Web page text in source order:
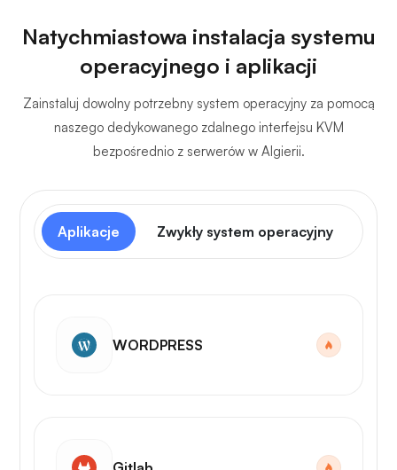
Natychmiastowa instalacja systemu
operacyjnego i aplikacji
Zainstaluj dowolny potrzebny system operacyjny za pomocą
naszego dedykowanego zdalnego interfejsu KVM
bezpośrednio z serwerów w Algierii.
Aplikacje Zwykły system operacyjny
WORDPRESS